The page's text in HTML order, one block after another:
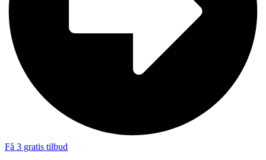
Få 3 gratis tilbud